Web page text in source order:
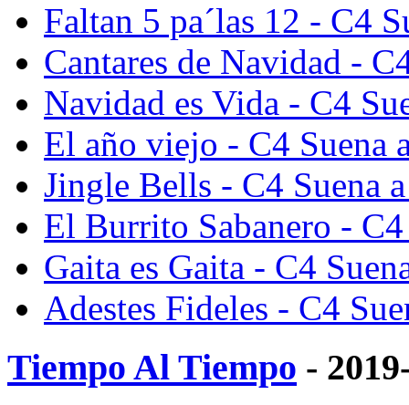
Faltan 5 pa´las 12 - C4
Cantares de Navidad -
Navidad es Vida - C4
El año viejo - C4 Suena
Jingle Bells - C4 Suena
El Burrito Sabanero -
Gaita es Gaita - C4
Adestes Fideles - C4
Tiempo Al Tiempo -